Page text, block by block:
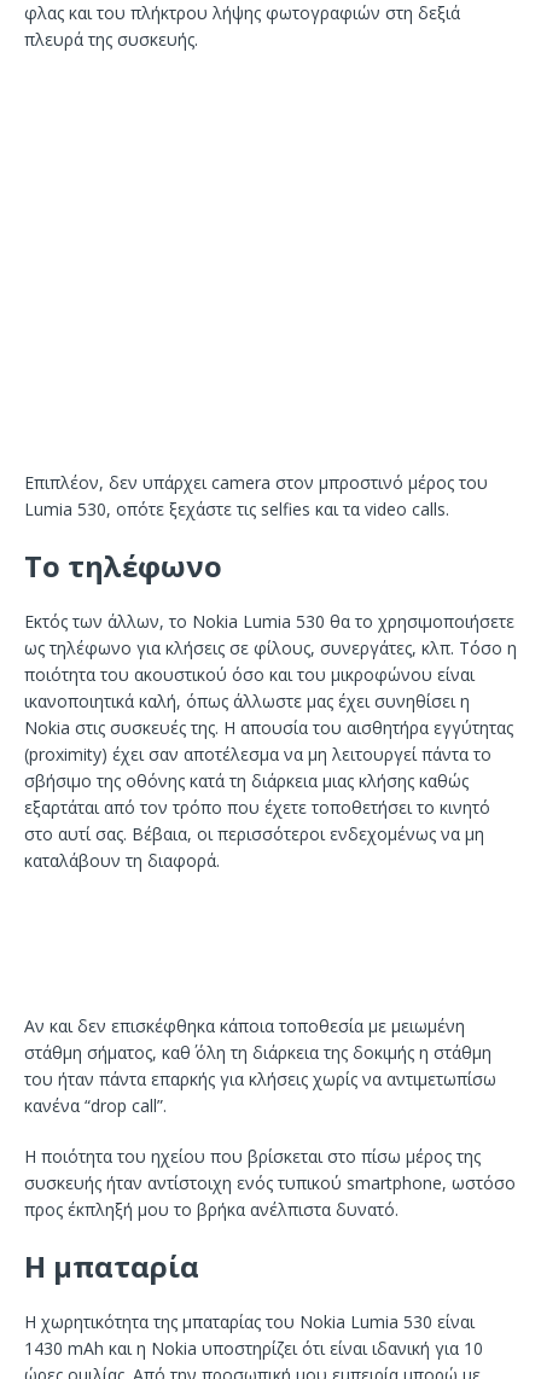
φλας και του πλήκτρου λήψης φωτογραφιών στη δεξιά
πλευρά της συσκευής.
Επιπλέον, δεν υπάρχει camera στον μπροστινό μέρος του
Lumia 530, οπότε ξεχάστε τις selfies και τα video calls.
Το τηλέφωνο
Εκτός των άλλων, το Nokia Lumia 530 θα το χρησιμοποιήσετε
ως τηλέφωνο για κλήσεις σε φίλους, συνεργάτες, κλπ. Τόσο η
ποιότητα του ακουστικού όσο και του μικροφώνου είναι
ικανοποιητικά καλή, όπως άλλωστε μας έχει συνηθίσει η
Nokia στις συσκευές της. Η απουσία του αισθητήρα εγγύτητας
(proximity) έχει σαν αποτέλεσμα να μη λειτουργεί πάντα το
σβήσιμο της οθόνης κατά τη διάρκεια μιας κλήσης καθώς
εξαρτάται από τον τρόπο που έχετε τοποθετήσει το κινητό
στο αυτί σας. Βέβαια, οι περισσότεροι ενδεχομένως να μη
καταλάβουν τη διαφορά.
Αν και δεν επισκέφθηκα κάποια τοποθεσία με μειωμένη
στάθμη σήματος, καθ΄ όλη τη διάρκεια της δοκιμής η στάθμη
του ήταν πάντα επαρκής για κλήσεις χωρίς να αντιμετωπίσω
κανένα “drop call”.
Η ποιότητα του ηχείου που βρίσκεται στο πίσω μέρος της
συσκευής ήταν αντίστοιχη ενός τυπικού smartphone, ωστόσο
προς έκπληξή μου το βρήκα ανέλπιστα δυνατό.
Η μπαταρία
Η χωρητικότητα της μπαταρίας του Nokia Lumia 530 είναι
1430 mAh και η Nokia υποστηρίζει ότι είναι ιδανική για 10